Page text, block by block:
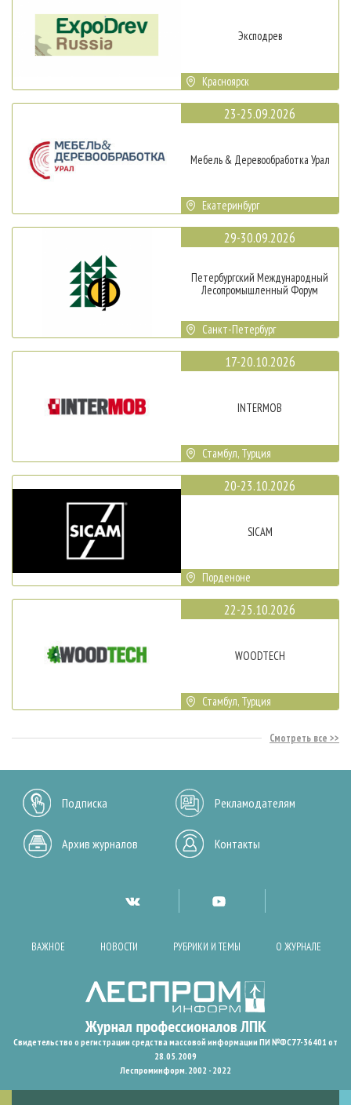
Эксподрев
Красноярск
23-25.09.2026
Мебель & Деревообработка Урал
Екатеринбург
29-30.09.2026
Петербургский Международный
Лесопромышленный Форум
Санкт-Петербург
17-20.10.2026
INTERMOB
Стамбул, Турция
20-23.10.2026
SICAM
Порденоне
22-25.10.2026
WOODTECH
Стамбул, Турция
Смотреть все
Подписка Рекламодателям
Архив журналов Контакты
ВАЖНОЕ НОВОСТИ РУБРИКИ И ТЕМЫ О ЖУРНАЛЕ
Свидетельство о регистрации средства массовой информации ПИ №ФС77-36401 от
28.05.2009
Леспроминформ. 2002 - 2022